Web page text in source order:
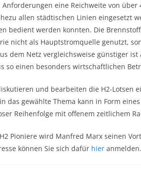
eine Reichweite von über
allen städtischen Linien eingesetzt
bedient werden konnten. Die
nicht als Hauptstromquelle genutzt,
dem Netz vergleichsweise günstiger
so einen besonders wirtschaftlichen
und bearbeiten die H2-Lotsen
das gewählte Thema kann in Form
Reihenfolge mit offenem zeitlichem
Pioniere wird Manfred Marx seinen
können Sie sich dafür hier anmelden.